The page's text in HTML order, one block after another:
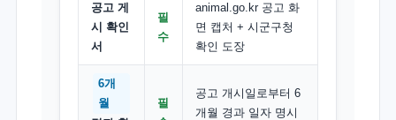
공고 게
시 확인
서
필
수
animal.go.kr 공고 화
면 캡처 + 시군구청
확인 도장
6개
월
필
공고 개시일로부터 6
개월 경과 일자 명시